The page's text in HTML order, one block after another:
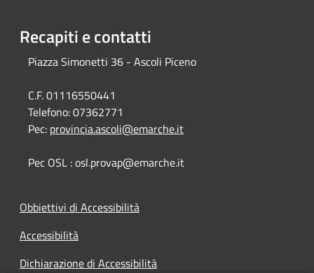
Recapiti e contatti
Piazza Simonetti 36 - Ascoli Piceno
C.F. 01116550441
Telefono:07362771
Pec: provincia.ascoli@emarche.it
Pec OSL : osl.provap@emarche.it
Obbiettivi di Accessibilità
Accessibilità
Dichiarazione di Accessibilità